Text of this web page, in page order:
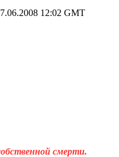
12:02 GMT
смерти.